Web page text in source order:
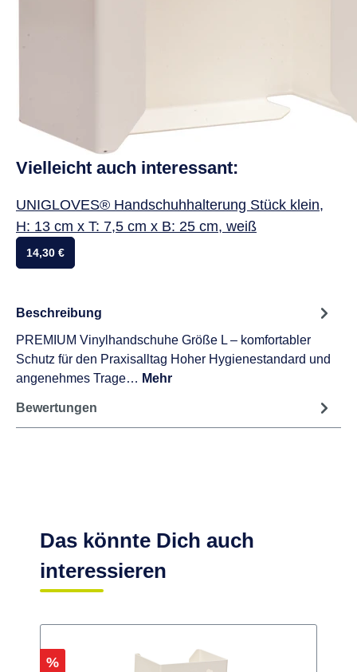
Vielleicht auch interessant:
UNIGLOVES® Handschuhhalterung Stück klein,
H: 13 cm x T: 7,5 cm x B: 25 cm, weiß
14,30 €
Beschreibung
PREMIUM Vinylhandschuhe Größe L – komfortabler
Schutz für den Praxisalltag Hoher Hygienestandard und
angenehmes Trage… Mehr
Bewertungen
Das könnte Dich auch
interessieren
Rabatt
%